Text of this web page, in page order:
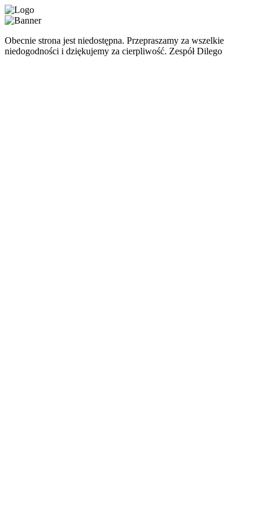
Obecnie strona jest niedostępna. Przepraszamy za wszelkie
niedogodności i dziękujemy za cierpliwość. Zespół Dilego